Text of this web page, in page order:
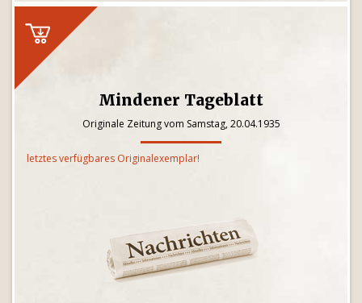
Mindener Tageblatt
Originale Zeitung vom Samstag, 20.04.1935
letztes verfügbares Originalexemplar!